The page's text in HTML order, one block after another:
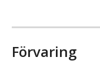
Förvaring